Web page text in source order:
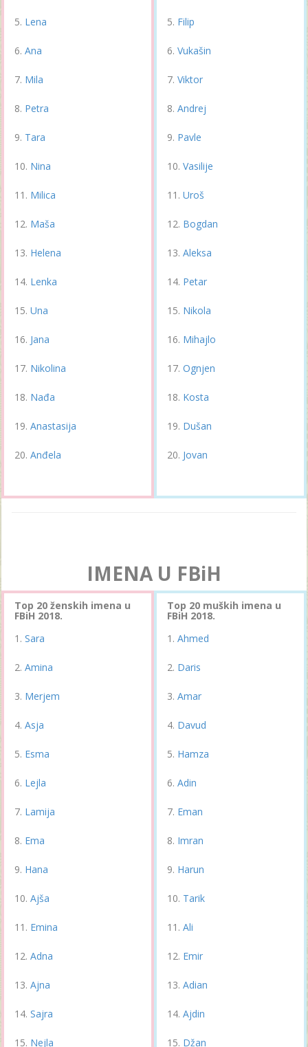
Lena
Ana
Mila
Petra
Tara
Nina
Milica
Maša
Helena
Lenka
Una
Jana
Nikolina
Nađa
Anastasija
Anđela
Filip
Vukašin
Viktor
Andrej
Pavle
Vasilije
Uroš
Bogdan
Aleksa
Petar
Nikola
Mihajlo
Ognjen
Kosta
Dušan
Jovan
IMENA U FBiH
Top 20 ženskih imena u
FBiH 2018.
Sara
Amina
Merjem
Asja
Esma
Lejla
Lamija
Ema
Hana
Ajša
Emina
Adna
Ajna
Sajra
Nejla
Top 20 muških imena u
FBiH 2018.
Ahmed
Daris
Amar
Davud
Hamza
Adin
Eman
Imran
Harun
Tarik
Ali
Emir
Adian
Ajdin
Džan